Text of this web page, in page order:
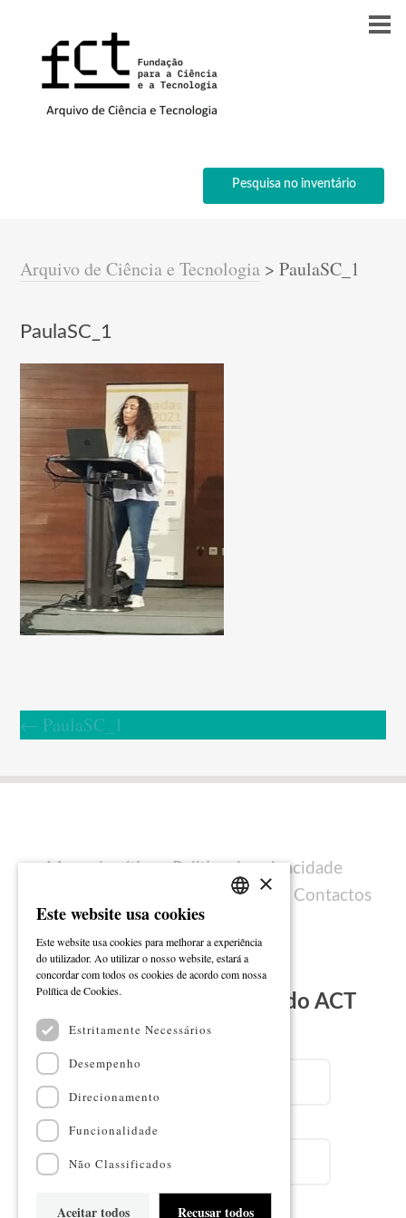
Pesquisa no inventário
Arquivo de Ciência e Tecnologia >PaulaSC_1
PaulaSC_1
← PaulaSC_1
Mapa do sítio
Política de privacidade
Ficha técnica Contactos
Subscreva a Newsletter do ACT
ENGLISH
×
Este website usa cookies
Este website usa cookies para melhorar a experiência
do utilizador. Ao utilizar o nosso website, estará a
concordar com todos os cookies de acordo com nossa
Política de Cookies.
Estritamente Necessários
Desempenho
Direcionamento
Funcionalidade
Não Classificados
Aceitar todos Recusar todos